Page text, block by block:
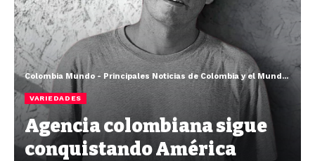
Colombia Mundo - Principales Noticias de Colombia y el Mundo Hoy
VARIEDADES
Agencia colombiana sigue
conquistando América